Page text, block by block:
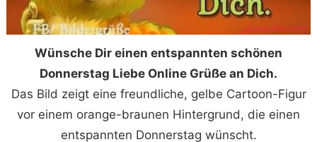
Wünsche Dir einen entspannten schönen
Donnerstag Liebe Online Grüße an Dich.
Das Bild zeigt eine freundliche, gelbe Cartoon-Figur
vor einem orange-braunen Hintergrund, die einen
entspannten Donnerstag wünscht.